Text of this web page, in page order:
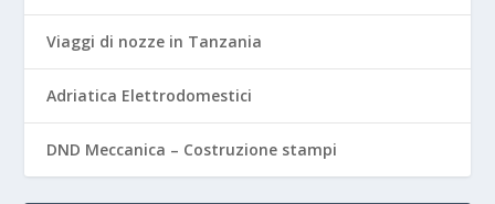
Viaggi di nozze in Tanzania
Adriatica Elettrodomestici
DND Meccanica – Costruzione stampi